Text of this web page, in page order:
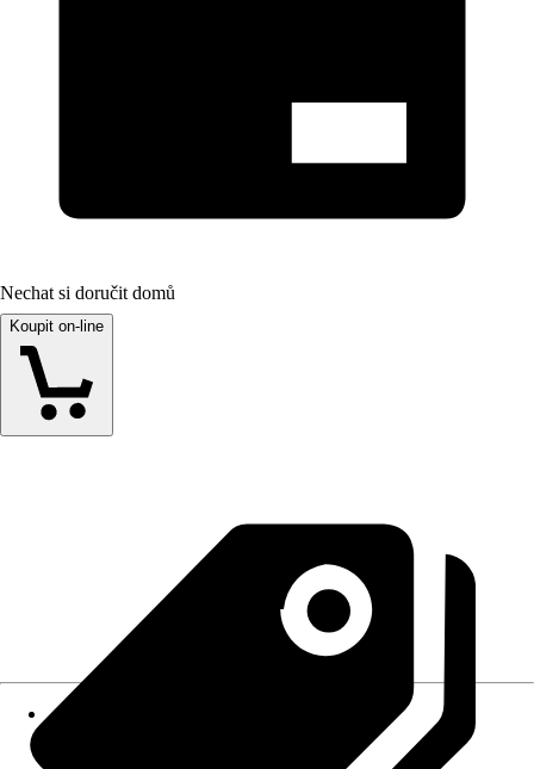
Nechat si doručit domů
Koupit on-line